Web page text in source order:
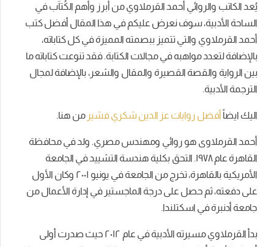
يُعد الكاتب والروائي أحمد القرملاوي من أبرز وأهم الكُتاَب في
الساحة الأدبية، سوف نعرض عليكم في هذا المقال أفضل كتب
أحمد القرملاوي والتي تتميز ببصمته المميزة في كل كتاباته،
بالإضافة لتعدد مواهبه في مجالات الكتابة. فقد تنوعت كتاباته ما
بين الرواية والقصة القصيرة والمقال والشعر، بالإضافة لمجال
الترجمة الأدبية.
اليك ايضاً أفضل روايات عز الدين شكري فشير من هنا.
أحمد القرملاوى هو روائي ومهندس مصري. ولد في محافظة
القاهرة عام ١٩٧٨. التحق بكلية هندسة التشييد في الجامعة
الأمريكية بالقاهرة، تخرج من الجامعة في يونيو ٢۰۰١ وكان الأول
على دفعته، ثم حصل على درجة الماجستير في إدارة الأعمال من
جامعة أدنبرة في اسكتلندا.
بدأ القرملاوي مسيرته الأدبية في عام ٢۰١٢ حيث صدرت أولى